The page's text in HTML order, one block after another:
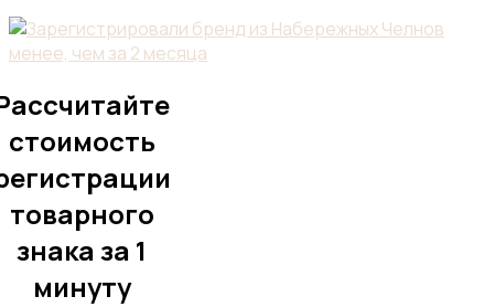
стоимость
товарного
знака за 1
минуту